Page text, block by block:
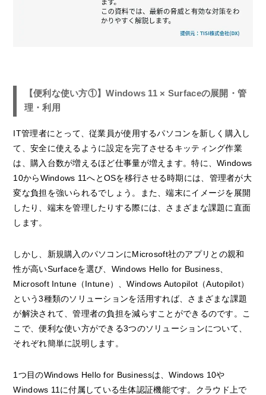
【便利な使い方①】Windows 11 × Surfaceの展開・管
理・利用
IT管理者にとって、従業員が使用するパソコンを新しく購入し
て、安全に使えるように設定を完了させるキッティング作業
は、購入台数が増えるほど仕事量が増えます。特に、Windows
10からWindows 11へとOSを移行させる時期には、管理者が大
変な負担を強いられるでしょう。また、端末にイメージを展開
したり、端末を管理したりする際には、さまざまな課題に直面
します。
しかし、新規購入のパソコンにMicrosoft社のアプリとの親和
性が高いSurfaceを選び、Windows Hello for Business、
Microsoft Intune（Intune）、Windows Autopilot（Autopilot）
という3種類のソリューションを活用すれば、さまざまな課題
が解決されて、管理者の負担を減らすことができるのです。こ
こで、便利な使い方ができる3つのソリューションについて、
それぞれ簡単に説明します。
1つ目のWindows Hello for Businessは、Windows 10や
Windows 11に付属している生体認証機能です。クラウド上で